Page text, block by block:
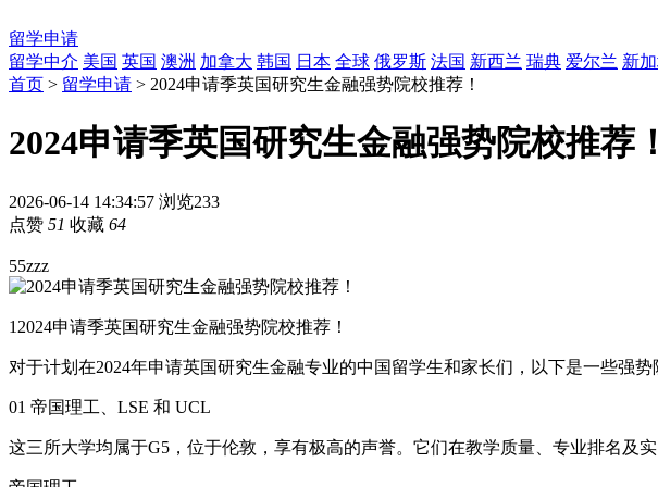
留学申请
留学中介 美国 英国 澳洲 加拿大 韩国 日本 全球 俄罗斯 法国 新西兰 瑞典 爱尔兰 新
首页 > 留学申请 > 2024申请季英国研究生金融强势院校推荐！
2024申请季英国研究生金融强势院校推荐！
2026-06-14 14:34:57 浏览233
点赞 51 收藏 64
55zzz
1 2024申请季英国研究生金融强势院校推荐！
对于计划在2024年申请英国研究生金融专业的中国留学生和家长们，以下是一些强
01 帝国理工、LSE 和 UCL
这三所大学均属于G5，位于伦敦，享有极高的声誉。它们在教学质量、专业排名及